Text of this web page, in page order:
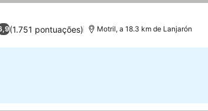
(1.751 pontuações) Motril, a 18.3 km de Lanjarón